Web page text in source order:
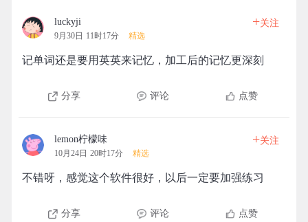
luckyji
9月30日 11时17分 精选
+关注
记单词还是要用英英来记忆，加工后的记忆更深刻
分享 评论 点赞
lemon柠檬味
10月24日 20时17分 精选
+关注
不错呀，感觉这个软件很好，以后一定要加强练习
分享 评论 点赞